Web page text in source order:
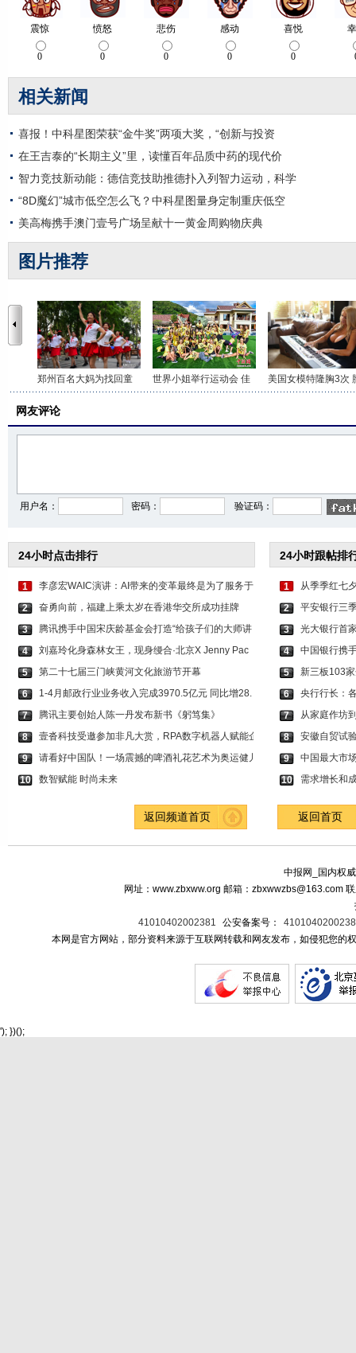
相关新闻
喜报！中科星图荣获“金牛奖”两项大奖，“创新与投资
在王吉泰的“长期主义”里，读懂百年品质中药的现代价
智力竞技新动能：德信竞技助推德扑入列智力运动，科学
“8D魔幻”城市低空怎么飞？中科星图量身定制重庆低空
美高梅携手澳门壹号广场呈献十一黄金周购物庆典
图片推荐
郑州百名大妈为找回童 世界小姐举行运动会 佳 美国女模特隆胸3次
网友评论
用户名： 密码： 验证码：
24小时点击排行
1
李彦宏WAIC演讲：AI带来的变革最终是为了服务于人
2
奋勇向前，福建上乘太岁在香港华交所成功挂牌
3
腾讯携手中国宋庆龄基金会打造“给孩子们的大师讲
4
刘嘉玲化身森林女王，现身缦合·北京X Jenny Pac
5
第二十七届三门峡黄河文化旅游节开幕
6
1-4月邮政行业业务收入完成3970.5亿元 同比增28.
7
腾讯主要创始人陈一丹发布新书《躬笃集》
8
壹沓科技受邀参加非凡大赏，RPA数字机器人赋能企
9
请看好中国队！一场震撼的啤酒礼花艺术为奥运健儿
10
数智赋能 时尚未来
24小时跟帖排
1
从季季红七
2
平安银行三
3
光大银行首
4
中国银行携
5
新三板103
6
央行行长：
7
从家庭作坊
8
安徽自贸试
9
中国最大市
10
需求增长和
返回频道首页 返回首页
中报网_国内权
网址：www.zbxww.org 邮箱：zbxwwzbs@163.com
41010402002381
公安备案号：
本网是官方网站，部分资料来源于互联网转载和网友发布，如侵犯您的
'); })();